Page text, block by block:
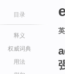
目录
释义
权威词典
用法
英